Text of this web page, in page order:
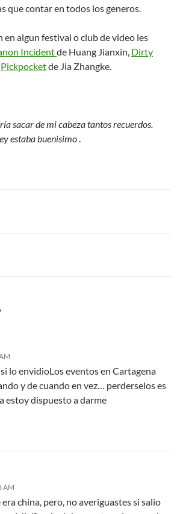
que contar en todos los generos.
en algun festival o club de video les
Incidentde Huang Jianxin, Dirty
Pickpocketde Jia Zhangke.
sacar de mi cabeza tantos recuerdos.
estaba buenisimo.
lo envidioLos eventos en Cartagena
y de cuando en vez… perderselos es
estoy dispuesto a darme
AM
era china, pero, no averiguastes si salio